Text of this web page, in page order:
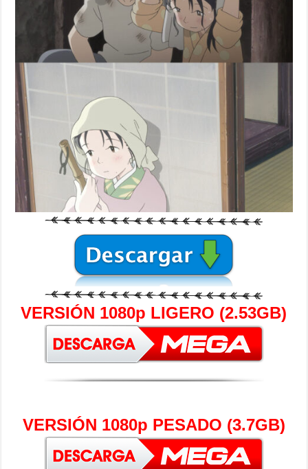
VERSIÓN 1080p LIGERO (2.53GB)
VERSIÓN 1080p PESADO (3.7GB)